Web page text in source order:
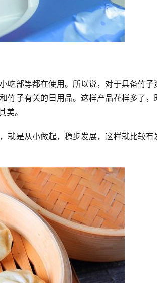
吃部等都在使用。所以说，对于具备竹子
竹子有关的日用品。这样产品花样多了，
。
就是从小做起，稳步发展，这样就比较有